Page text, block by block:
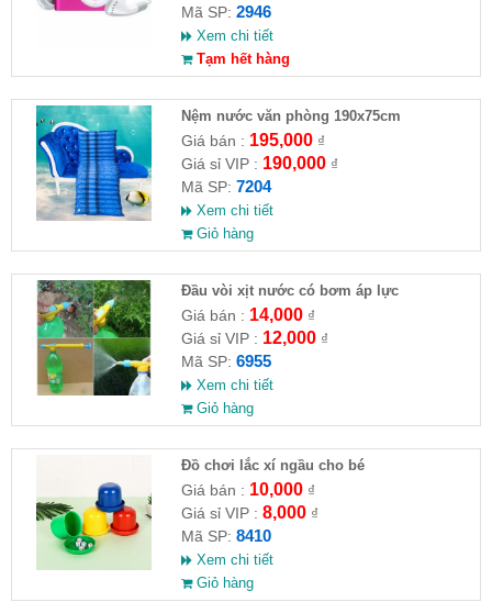
Mã SP: 2946
Xem chi tiết
Tạm hết hàng
Nệm nước văn phòng 190x75cm
Giá bán : 195,000₫
Giá sỉ VIP : 190,000₫
Mã SP: 7204
Xem chi tiết
Giỏ hàng
Đầu vòi xịt nước có bơm áp lực
Giá bán : 14,000₫
Giá sỉ VIP : 12,000₫
Mã SP: 6955
Xem chi tiết
Giỏ hàng
Đồ chơi lắc xí ngầu cho bé
Giá bán : 10,000₫
Giá sỉ VIP : 8,000₫
Mã SP: 8410
Xem chi tiết
Giỏ hàng